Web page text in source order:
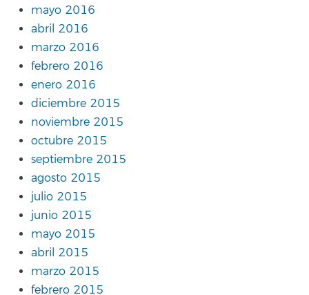
mayo 2016
abril 2016
marzo 2016
febrero 2016
enero 2016
diciembre 2015
noviembre 2015
octubre 2015
septiembre 2015
agosto 2015
julio 2015
junio 2015
mayo 2015
abril 2015
marzo 2015
febrero 2015